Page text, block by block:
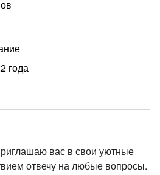
года
вас в свои уютные
отвечу на любые вопросы.